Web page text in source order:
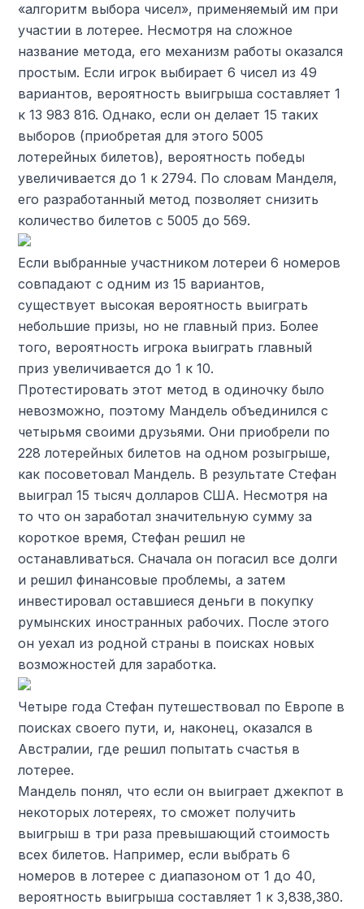
«алгоритм выбора чисел», применяемый им при
участии в лотерее. Несмотря на сложное
название метода, его механизм работы оказался
простым. Если игрок выбирает 6 чисел из 49
вариантов, вероятность выигрыша составляет 1
к 13 983 816. Однако, если он делает 15 таких
выборов (приобретая для этого 5005
лотерейных билетов), вероятность победы
увеличивается до 1 к 2794. По словам Манделя,
его разработанный метод позволяет снизить
количество билетов с 5005 до 569.
Если выбранные участником лотереи 6 номеров
совпадают с одним из 15 вариантов,
существует высокая вероятность выиграть
небольшие призы, но не главный приз. Более
того, вероятность игрока выиграть главный
приз увеличивается до 1 к 10.
Протестировать этот метод в одиночку было
невозможно, поэтому Мандель объединился с
четырьмя своими друзьями. Они приобрели по
228 лотерейных билетов на одном розыгрыше,
как посоветовал Мандель. В результате Стефан
выиграл 15 тысяч долларов США. Несмотря на
то что он заработал значительную сумму за
короткое время, Стефан решил не
останавливаться. Сначала он погасил все долги
и решил финансовые проблемы, а затем
инвестировал оставшиеся деньги в покупку
румынских иностранных рабочих. После этого
он уехал из родной страны в поисках новых
возможностей для заработка.
Четыре года Стефан путешествовал по Европе в
поисках своего пути, и, наконец, оказался в
Австралии, где решил попытать счастья в
лотерее.
Мандель понял, что если он выиграет джекпот в
некоторых лотереях, то сможет получить
выигрыш в три раза превышающий стоимость
всех билетов. Например, если выбрать 6
номеров в лотерее с диапазоном от 1 до 40,
вероятность выигрыша составляет 1 к 3,838,380.